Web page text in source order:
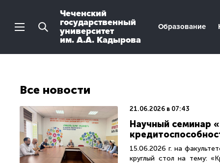
Чеченский
государственный
университет
им. А.А. Кадырова
Образование
Все новости
21.06.2026 в 07:43
Научный семинар
15.06.2026 г. на
круглый стол на тему: